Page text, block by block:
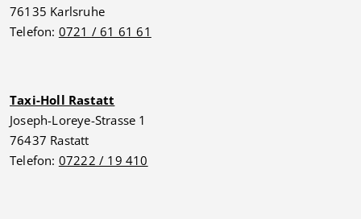
76135 Karlsruhe
Telefon: 0721 / 61 61 61
Taxi-Holl Rastatt
Joseph-Loreye-Strasse 1
76437 Rastatt
Telefon: 07222 / 19 410